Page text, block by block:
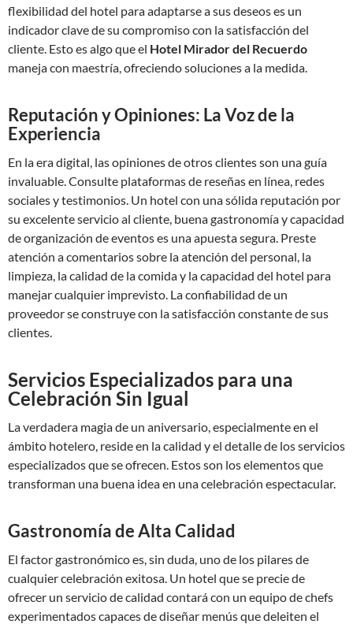
flexibilidad del hotel para adaptarse a sus deseos es un
indicador clave de su compromiso con la satisfacción del
cliente. Esto es algo que el Hotel Mirador del Recuerdo
maneja con maestría, ofreciendo soluciones a la medida.
Reputación y Opiniones: La Voz de la
Experiencia
En la era digital, las opiniones de otros clientes son una guía
invaluable. Consulte plataformas de reseñas en línea, redes
sociales y testimonios. Un hotel con una sólida reputación por
su excelente servicio al cliente, buena gastronomía y capacidad
de organización de eventos es una apuesta segura. Preste
atención a comentarios sobre la atención del personal, la
limpieza, la calidad de la comida y la capacidad del hotel para
manejar cualquier imprevisto. La confiabilidad de un
proveedor se construye con la satisfacción constante de sus
clientes.
Servicios Especializados para una
Celebración Sin Igual
La verdadera magia de un aniversario, especialmente en el
ámbito hotelero, reside en la calidad y el detalle de los servicios
especializados que se ofrecen. Estos son los elementos que
transforman una buena idea en una celebración espectacular.
Gastronomía de Alta Calidad
El factor gastronómico es, sin duda, uno de los pilares de
cualquier celebración exitosa. Un hotel que se precie de
ofrecer un servicio de calidad contará con un equipo de chefs
experimentados capaces de diseñar menús que deleiten el